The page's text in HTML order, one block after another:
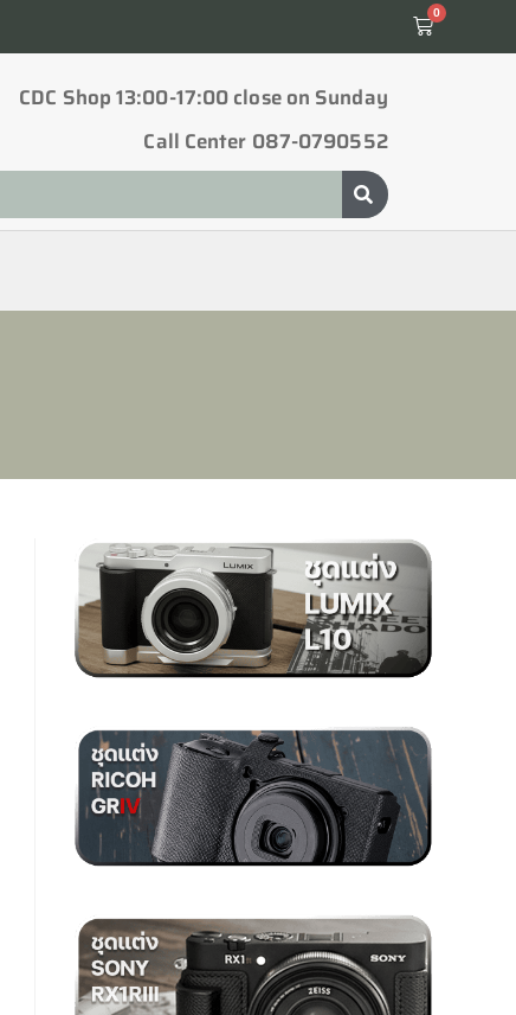
0
CDC Shop 13:00-17:00 close on Sunday
Call Center 087-0790552